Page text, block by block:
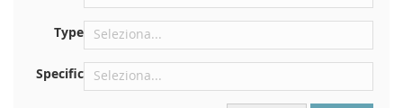
Nel montante della portiera posteriore destra
Type
Specific